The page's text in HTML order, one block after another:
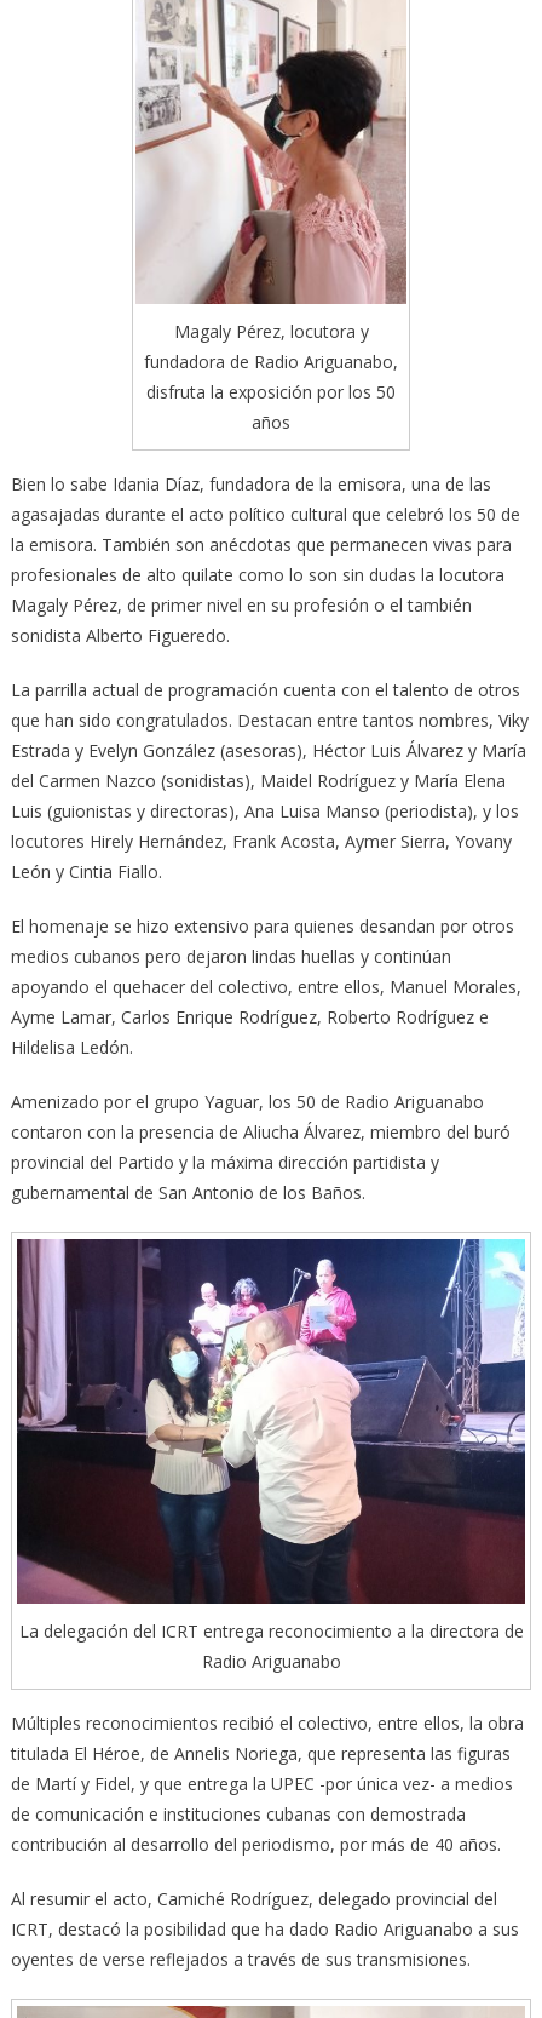
Magaly Pérez, locutora y
fundadora de Radio Ariguanabo,
disfruta la exposición por los 50
años
Bien lo sabe Idania Díaz, fundadora de la emisora, una de las
agasajadas durante el acto político cultural que celebró los 50 de
la emisora. También son anécdotas que permanecen vivas para
profesionales de alto quilate como lo son sin dudas la locutora
Magaly Pérez, de primer nivel en su profesión o el también
sonidista Alberto Figueredo.
La parrilla actual de programación cuenta con el talento de otros
que han sido congratulados. Destacan entre tantos nombres, Viky
Estrada y Evelyn González (asesoras), Héctor Luis Álvarez y María
del Carmen Nazco (sonidistas), Maidel Rodríguez y María Elena
Luis (guionistas y directoras), Ana Luisa Manso (periodista), y los
locutores Hirely Hernández, Frank Acosta, Aymer Sierra, Yovany
León y Cintia Fiallo.
El homenaje se hizo extensivo para quienes desandan por otros
medios cubanos pero dejaron lindas huellas y continúan
apoyando el quehacer del colectivo, entre ellos, Manuel Morales,
Ayme Lamar, Carlos Enrique Rodríguez, Roberto Rodríguez e
Hildelisa Ledón.
Amenizado por el grupo Yaguar, los 50 de Radio Ariguanabo
contaron con la presencia de Aliucha Álvarez, miembro del buró
provincial del Partido y la máxima dirección partidista y
gubernamental de San Antonio de los Baños.
La delegación del ICRT entrega reconocimiento a la directora de
Radio Ariguanabo
Múltiples reconocimientos recibió el colectivo, entre ellos, la obra
titulada El Héroe, de Annelis Noriega, que representa las figuras
de Martí y Fidel, y que entrega la UPEC -por única vez- a medios
de comunicación e instituciones cubanas con demostrada
contribución al desarrollo del periodismo, por más de 40 años.
Al resumir el acto, Camiché Rodríguez, delegado provincial del
ICRT, destacó la posibilidad que ha dado Radio Ariguanabo a sus
oyentes de verse reflejados a través de sus transmisiones.